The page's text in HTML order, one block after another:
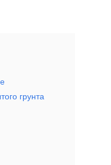
грунта